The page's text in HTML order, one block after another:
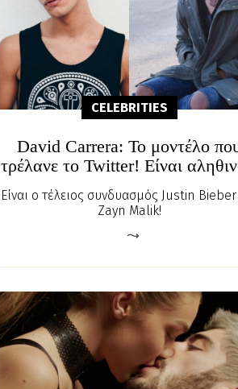
CELEBRITIES
David Carrera: Το μοντέλο
τρέλανε το Twitter! Είναι
Eίναι ο τέλειος συνδυασμός Justin Bieber
Zayn Malik!